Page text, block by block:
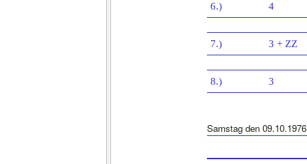
6.) 4
7.) 3 + ZZ
8.) 3
Samstag den 09.10.1976